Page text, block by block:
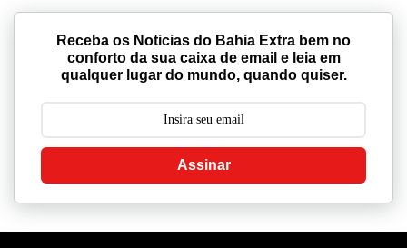
Receba os Noticias do Bahia Extra bem no
conforto da sua caixa de email e leia em
qualquer lugar do mundo, quando quiser.
Assinar